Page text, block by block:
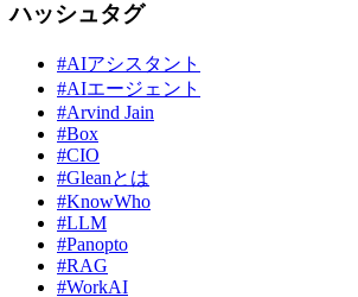
ハッシュタグ
#AIアシスタント
#AIエージェント
#Arvind Jain
#Box
#CIO
#Gleanとは
#KnowWho
#LLM
#Panopto
#RAG
#WorkAI